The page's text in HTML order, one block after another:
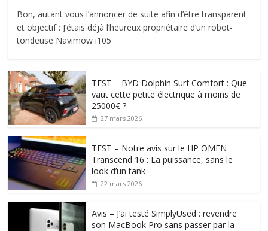
Bon, autant vous l’annoncer de suite afin d’être transparent
et objectif : J’étais déjà l’heureux propriétaire d’un robot-
tondeuse Navimow i105
TEST – BYD Dolphin Surf Comfort : Que
vaut cette petite électrique à moins de
25000€ ?
27 mars 2026
TEST – Notre avis sur le HP OMEN
Transcend 16 : La puissance, sans le
look d’un tank
22 mars 2026
Avis – J’ai testé SimplyUsed : revendre
son MacBook Pro sans passer par la